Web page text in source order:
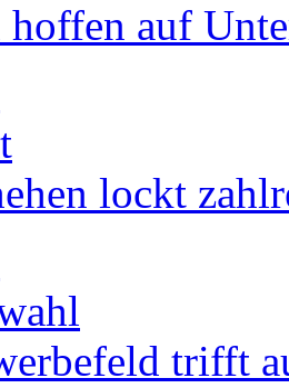
hoffen auf
lockt
trifft